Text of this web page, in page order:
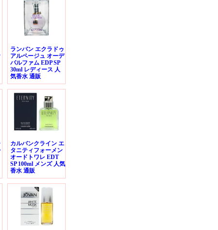
ランバン エクラドゥ
アルページュ オーデ
パルファム EDP SP
30ml レディース 人
気香水 通販
カルバンクライン エ
タニティフォーメン
オードトワレ EDT
SP 100ml メンズ 人気
香水 通販